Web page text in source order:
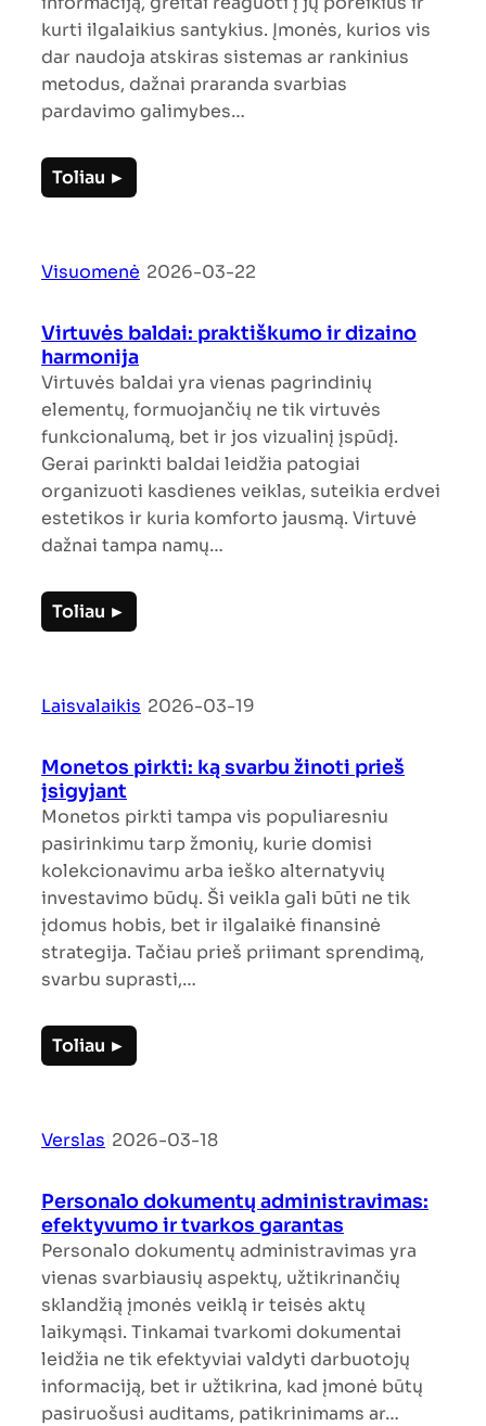
kurti ilgalaikius santykius. Įmonės, kurios vis
dar naudoja atskiras sistemas ar rankinius
metodus, dažnai praranda svarbias
pardavimo galimybes…
Toliau ►
Visuomenė 2026-03-22
Virtuvės baldai: praktiškumo ir dizaino
harmonija
Virtuvės baldai yra vienas pagrindinių
elementų, formuojančių ne tik virtuvės
funkcionalumą, bet ir jos vizualinį įspūdį.
Gerai parinkti baldai leidžia patogiai
organizuoti kasdienes veiklas, suteikia erdvei
estetikos ir kuria komforto jausmą. Virtuvė
dažnai tampa namų…
Toliau ►
Laisvalaikis 2026-03-19
Monetos pirkti: ką svarbu žinoti prieš
įsigyjant
Monetos pirkti tampa vis populiaresniu
pasirinkimu tarp žmonių, kurie domisi
kolekcionavimu arba ieško alternatyvių
investavimo būdų. Ši veikla gali būti ne tik
įdomus hobis, bet ir ilgalaikė finansinė
strategija. Tačiau prieš priimant sprendimą,
svarbu suprasti,…
Toliau ►
Verslas 2026-03-18
Personalo dokumentų administravimas:
efektyvumo ir tvarkos garantas
Personalo dokumentų administravimas yra
vienas svarbiausių aspektų, užtikrinančių
sklandžią įmonės veiklą ir teisės aktų
laikymąsi. Tinkamai tvarkomi dokumentai
leidžia ne tik efektyviai valdyti darbuotojų
informaciją, bet ir užtikrina, kad įmonė būtų
pasiruošusi auditams, patikrinimams ar…